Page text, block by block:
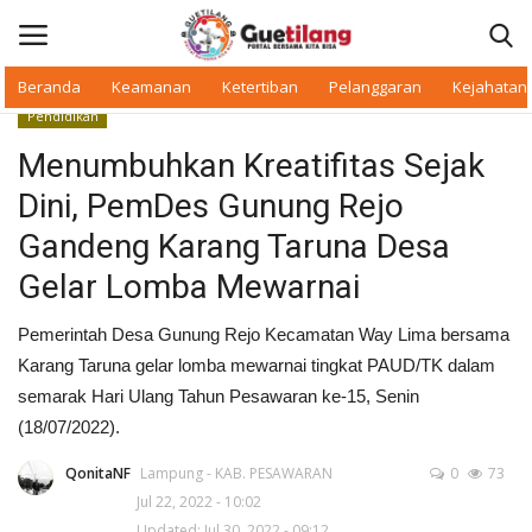
Beranda Keamanan Ketertiban Pelanggaran Kejahatan
Beranda
Daerah
Makan Bergizi
Warkop Digital
Pendidikan
Menumbuhkan Kreatifitas Sejak
Dini, PemDes Gunung Rejo
Gandeng Karang Taruna Desa
Gelar Lomba Mewarnai
Pemerintah Desa Gunung Rejo Kecamatan Way Lima bersama
Karang Taruna gelar lomba mewarnai tingkat PAUD/TK dalam
semarak Hari Ulang Tahun Pesawaran ke-15, Senin
(18/07/2022).
QonitaNF Lampung - KAB. PESAWARAN
Jul 22, 2022 - 10:02
0 73